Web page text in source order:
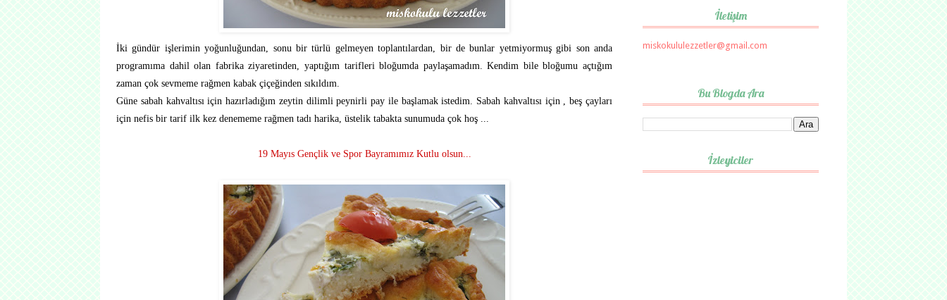
İki gündür işlerimin yoğunluğundan, sonu bir türlü gelmeyen toplantılardan, bir de bunlar yetmiyormuş gibi son anda
programıma dahil olan fabrika ziyaretinden, yaptığım tarifleri bloğumda paylaşamadım. Kendim bile bloğumu açtığım
zaman çok sevmeme rağmen kabak çiçeğinden sıkıldım.
Güne sabah kahvaltısı için hazırladığım zeytin dilimli peynirli pay ile başlamak istedim. Sabah kahvaltısı için , beş çayları
için nefis bir tarif ilk kez denememe rağmen tadı harika, üstelik tabakta sunumuda çok hoş ...
19 Mayıs Gençlik ve Spor Bayramımız Kutlu olsun...
İletişim
miskokululezzetler@gmail.com
Bu Blogda Ara
İzleyiciler